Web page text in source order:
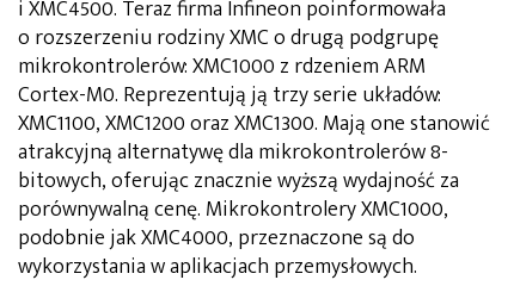
i XMC4500. Teraz firma Infineon poinformowała
o rozszerzeniu rodziny XMC o drugą podgrupę
mikrokontrolerów: XMC1000 z rdzeniem ARM
Cortex-M0. Reprezentują ją trzy serie układów:
XMC1100, XMC1200 oraz XMC1300. Mają one stanowić
atrakcyjną alternatywę dla mikrokontrolerów 8-
bitowych, oferując znacznie wyższą wydajność za
porównywalną cenę. Mikrokontrolery XMC1000,
podobnie jak XMC4000, przeznaczone są do
wykorzystania w aplikacjach przemysłowych.